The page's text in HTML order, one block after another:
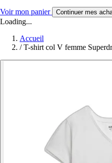
Voir mon panier Continuer mes
Loading...
Accueil
/ T-shirt col V femme